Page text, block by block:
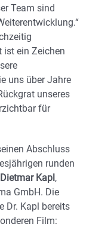
Team sind
ist ein Zeichen
uns über Jahre
unseres
für
Abschluss
runden
Kapl,
GmbH. Die
Dr. Kapl bereits
Film: